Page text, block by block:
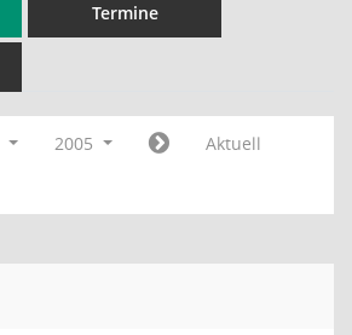
Termine
2005
Aktuell